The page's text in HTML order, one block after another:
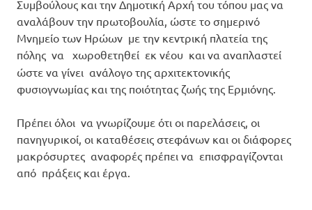
Συμβούλους και την Δημοτική Αρχή του τόπου μας να
αναλάβουν την πρωτοβουλία, ώστε το σημερινό
Μνημείο των Ηρώων με την κεντρική πλατεία της
πόλης να
χωροθετηθεί εκ νέου και να αναπλαστεί
ώστε να γίνει ανάλογο της αρχιτεκτονικής
φυσιογνωμίας και της ποιότητας ζωής της Ερμιόνης.
Πρέπει όλοι να γνωρίζουμε ότι οι παρελάσεις, οι
πανηγυρικοί, οι καταθέσεις στεφάνων και οι διάφορες
μακρόσυρτες αναφορές πρέπει να επισφραγίζονται
από πράξεις και έργα.